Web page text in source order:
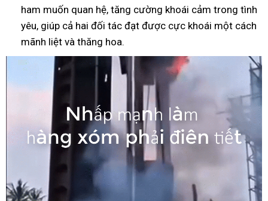
ham muốn quan hệ, tăng cường khoái cảm trong tình
yêu, giúp cả hai đối tác đạt được cực khoái một cách
mãnh liệt và thăng hoa.